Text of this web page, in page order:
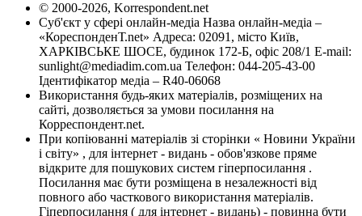
© 2000-2026, Korrespondent.net
Суб'єкт у сфері онлайн-медіа Назва онлайн-медіа –
«КореспонденТ.net» Адреса: 02091, місто Київ,
ХАРКІВСЬКЕ ШОСЕ, будинок 172-Б, офіс 208/1 E-mail:
sunlight@mediadim.com.ua Телефон: 044-205-43-00
Ідентифікатор медіа – R40-06068
Використання будь-яких матеріалів, розміщених на
сайті, дозволяється за умови посилання на
Корреспондент.net.
При копіюванні матеріалів зі сторінки « Новини України
і світу» , для інтернет - видань - обов'язкове пряме
відкрите для пошукових систем гіперпосилання .
Посилання має бути розміщена в незалежності від
повного або часткового використання матеріалів.
Гіперпосилання ( для інтернет - видань) - повинна бути